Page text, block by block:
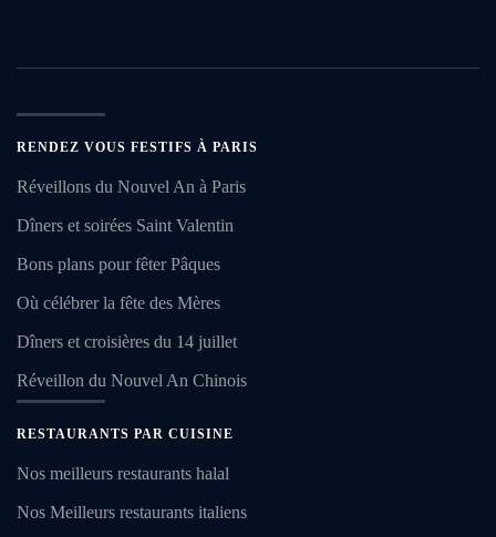
RENDEZ VOUS FESTIFS À PARIS
Réveillons du Nouvel An à Paris
Dîners et soirées Saint Valentin
Bons plans pour fêter Pâques
Où célébrer la fête des Mères
Dîners et croisières du 14 juillet
Réveillon du Nouvel An Chinois
RESTAURANTS PAR CUISINE
Nos meilleurs restaurants halal
Nos Meilleurs restaurants italiens